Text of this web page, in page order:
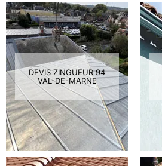
DEVIS ZINGUEUR 94
VAL-DE-MARNE